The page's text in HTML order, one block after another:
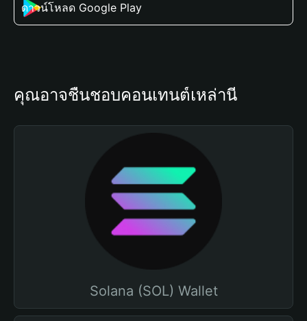
ดาวน์โหลด Google Play
คุณอาจชื่นชอบคอนเทนต์เหล่านี้
Solana (SOL) Wallet